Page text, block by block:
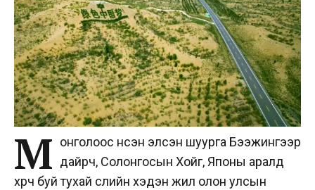
М онголоос нүүсэн элсэн шуурга Бээжингээр
дайрч, Солонгосын Хойг, Японы аралд
хүрч буй тухай сүүлийн хэдэн жил олон улсын